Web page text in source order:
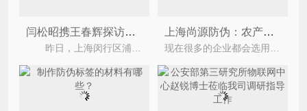
闫松昭携王春辉探访大孚飞跃，上海尚源以防伪溯源赋能国货新征程 上海尚源防伪：农产品二维码溯源系统的特点